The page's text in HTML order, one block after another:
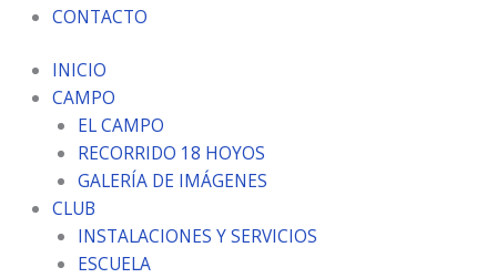
CONTACTO
INICIO
CAMPO
EL CAMPO
RECORRIDO 18 HOYOS
GALERÍA DE IMÁGENES
CLUB
INSTALACIONES Y SERVICIOS
ESCUELA